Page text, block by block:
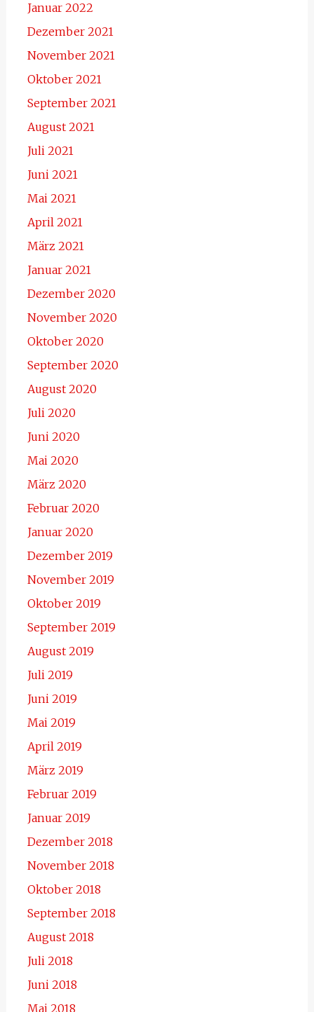
Januar 2022
Dezember 2021
November 2021
Oktober 2021
September 2021
August 2021
Juli 2021
Juni 2021
Mai 2021
April 2021
März 2021
Januar 2021
Dezember 2020
November 2020
Oktober 2020
September 2020
August 2020
Juli 2020
Juni 2020
Mai 2020
März 2020
Februar 2020
Januar 2020
Dezember 2019
November 2019
Oktober 2019
September 2019
August 2019
Juli 2019
Juni 2019
Mai 2019
April 2019
März 2019
Februar 2019
Januar 2019
Dezember 2018
November 2018
Oktober 2018
September 2018
August 2018
Juli 2018
Juni 2018
Mai 2018